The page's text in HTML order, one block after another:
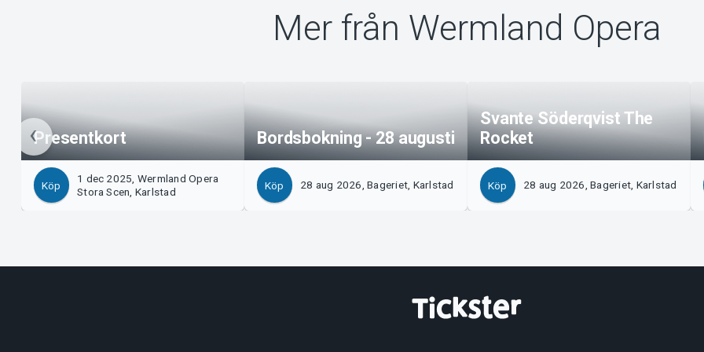
Mer från Wermland Opera
Presentkort
Köp
1 dec 2025, Wermland Opera
Stora Scen, Karlstad
Bordsbokning - 28 augusti
Köp 28 aug 2026, Bageriet, Karlstad
Svante Söderqvist The
Rocket
Köp 28 aug 2026, Bageriet, Karlstad